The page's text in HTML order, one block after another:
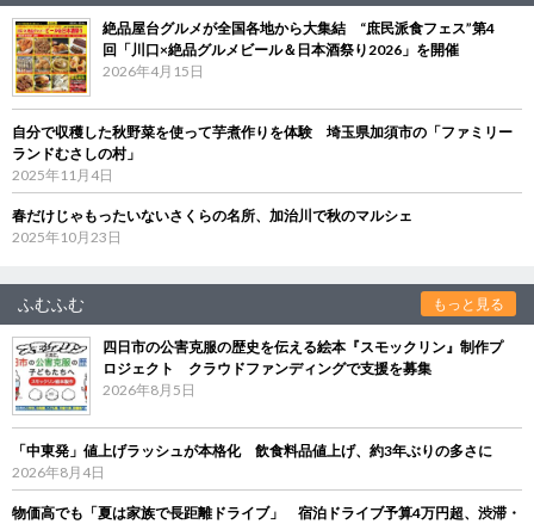
絶品屋台グルメが全国各地から大集結 “庶民派食フェス”第4
回「川口×絶品グルメビール＆日本酒祭り2026」を開催
2026年4月15日
自分で収穫した秋野菜を使って芋煮作りを体験 埼玉県加須市の「ファミリー
ランドむさしの村」
2025年11月4日
春だけじゃもったいないさくらの名所、加治川で秋のマルシェ
2025年10月23日
ふむふむ もっと見る
四日市の公害克服の歴史を伝える絵本『スモックリン』制作プ
ロジェクト クラウドファンディングで支援を募集
2026年8月5日
「中東発」値上げラッシュが本格化 飲食料品値上げ、約3年ぶりの多さに
2026年8月4日
物価高でも「夏は家族で長距離ドライブ」 宿泊ドライブ予算4万円超、渋滞・